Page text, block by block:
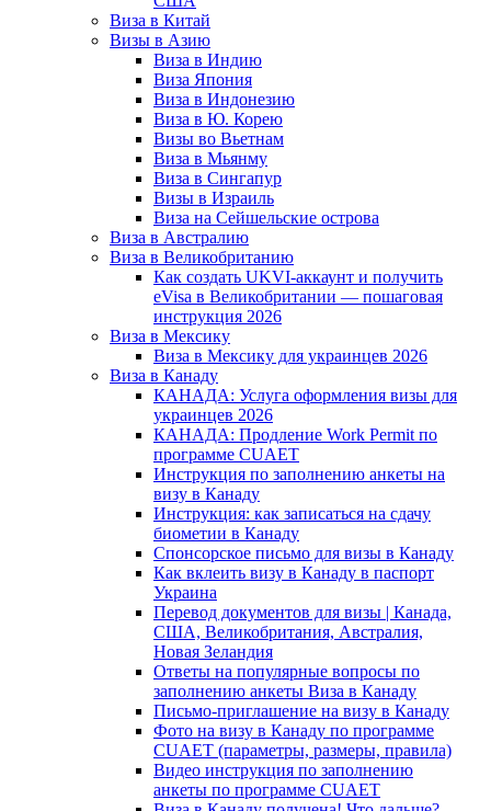
Виза в Китай
Визы в Азию
Виза в Индию
Виза Япония
Виза в Индонезию
Виза в Ю. Корею
Визы во Вьетнам
Виза в Мьянму
Виза в Сингапур
Визы в Израиль
Виза на Сейшельские острова
Виза в Австралию
Виза в Великобританию
Как создать UKVI-аккаунт и получить
eVisa в Великобритании — пошаговая
инструкция 2026
Виза в Мексику
Виза в Мексику для украинцев 2026
Виза в Канаду
КАНАДА: Услуга оформления визы для
украинцев 2026
КАНАДА: Продление Work Permit по
программе CUAET
Инструкция по заполнению анкеты на
визу в Канаду
Инструкция: как записаться на сдачу
биометии в Канаду
Спонсорское письмо для визы в Канаду
Как вклеить визу в Канаду в паспорт
Украина
Перевод документов для визы | Канада,
США, Великобритания, Австралия,
Новая Зеландия
Ответы на популярные вопросы по
заполнению анкеты Виза в Канаду
Письмо-приглашение на визу в Канаду
Фото на визу в Канаду по программе
CUAET (параметры, размеры, правила)
Видео инструкция по заполнению
анкеты по программе CUAET